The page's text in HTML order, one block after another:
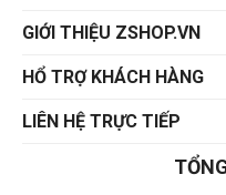
GIỚI THIỆU ZSHOP.VN
HỔ TRỢ KHÁCH HÀNG
LIÊN HỆ TRỰC TIẾP